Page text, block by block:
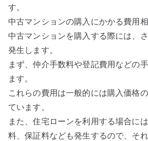
す。
中古マンションの購入にかかる費用
中古マンションを購入する際には、
発生します。
まず、仲介手数料や登記費用などの
ます。
これらの費用は一般的には購入価格
ています。
また、住宅ローンを利用する場合に
料、保証料なども発生するので、そ